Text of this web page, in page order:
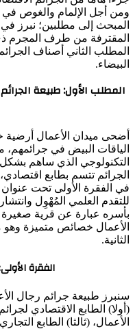
ومن أجل الإلمام والغوص في
المبحث إلى مطلبين؛ نبرز
المقترفة من طرف المجرم ذي
المطلب الثاني أصناف
البيضاء.
المطلب الأول: طبيعة
أضحى ميدان الأعمال أرضية
الياقات البيض في جرائمهم،
التكنولوجي الذي ساهم
الجرائم تتسم بطابع
في الفقرة الأولى تحت
للتقدم العلمي المُهْوِل
بأسره عبارة عن قرية
الأعمال خصائص متميزة
الثانية.
الفقرة
سنبرز طبيعة جرائم رجال
(أولا) الطابع الاقتصادي
الأعمال، (ثالثا) الطابع